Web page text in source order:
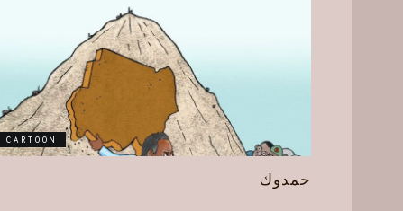
CARTOON
حمدوك